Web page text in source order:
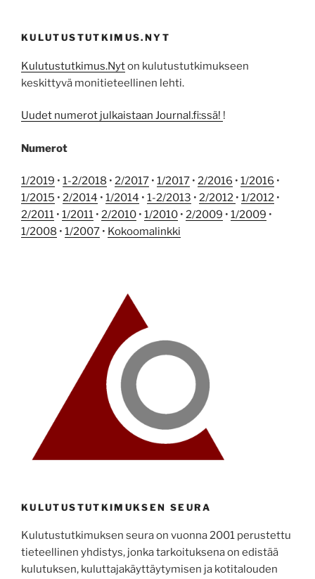
KULUTUSTUTKIMUS.NYT
Kulutustutkimus.Nyton kulutustutkimukseen
keskittyvä monitieteellinen lehti.
Uudet numerot julkaistaan Journal.fi:ssä! !
Numerot
1/2019 • 1-2/2018 • 2/2017 • 1/2017 • 2/2016 • 1/2016 •
1/2015 • 2/2014 • 1/2014 • 1-2/2013 • 2/2012 • 1/2012 •
2/2011 • 1/2011 • 2/2010 • 1/2010 • 2/2009 • 1/2009 •
1/2008 • 1/2007 • Kokoomalinkki
KULUTUSTUTKIMUKSEN SEURA
Kulutustutkimuksen seura on vuonna 2001 perustettu
tieteellinen yhdistys, jonka tarkoituksena on edistää
kulutuksen, kuluttajakäyttäytymisen ja kotitalouden